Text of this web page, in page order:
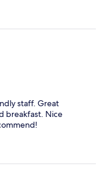
staff. Great
breakfast. Nice